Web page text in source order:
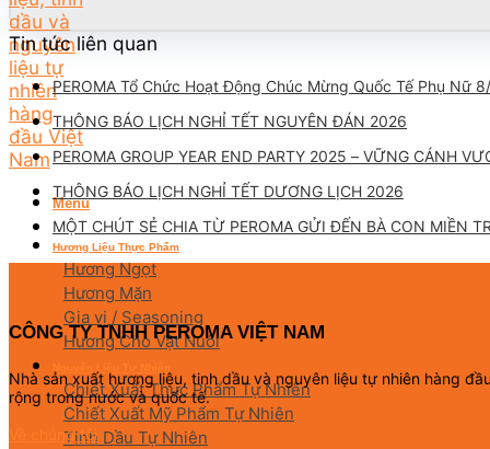
Menu
Hương Liệu Thực Phẩm
Hương Ngọt
Hương Mặn
Gia vị / Seasoning
Hương Cho Vật Nuôi
Chiết Xuất Thực Phẩm Tự Nhiên
Chiết Xuất Mỹ Phẩm Tự Nhiên
Tinh Dầu Tự Nhiên
Tin tức liên quan
PEROMA Tổ Chức Hoạt Động Chúc Mừng Quốc Tế Phụ Nữ
THÔNG BÁO LỊCH NGHỈ TẾT NGUYÊN ĐÁN 2026
PEROMA GROUP YEAR END PARTY 2025 – VỮNG CÁNH
THÔNG BÁO LỊCH NGHỈ TẾT DƯƠNG LỊCH 2026
MỘT CHÚT SẺ CHIA TỪ PEROMA GỬI ĐẾN BÀ CON MIỀN
CÔNG TY TNHH PEROMA VIỆT NAM
Nhà sản xuất hương liệu, tinh dầu và nguyên liệu tự nhiên hàng
rộng trong nước và quốc tế.
Về chúng tôi